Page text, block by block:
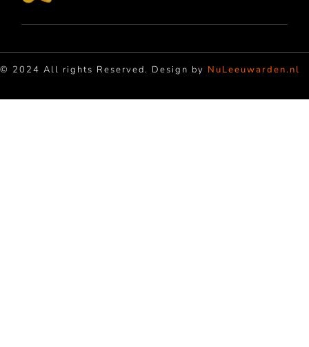
© 2024 All rights Reserved. Design by NuLeeuwarden.nl